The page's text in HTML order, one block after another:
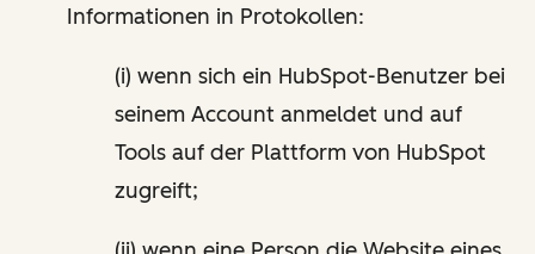
Informationen in Protokollen:
(i) wenn sich ein HubSpot-Benutzer bei
seinem Account anmeldet und auf
Tools auf der Plattform von HubSpot
zugreift;